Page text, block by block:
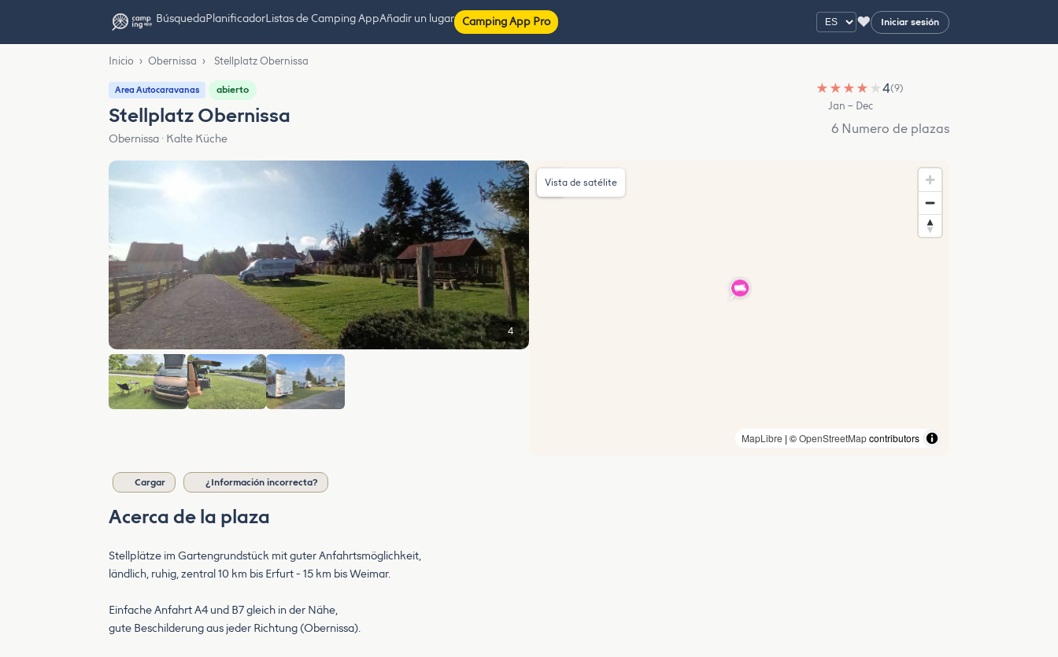
BúsquedaPlanificadorListas de Camping AppAñadir un lugar Camping App Pro ♥ Iniciar sesión
Inicio › Obernissa › Stellplatz Obernissa
Area Autocaravanas abierto
Stellplatz Obernissa
Obernissa · Kalte Küche
★ ★ ★ ★ ★4(9)
Jan – Dec
6 Numero de plazas
4
MapLibre | ©OpenStreetMapcontributors
Vista de satélite
Cargar ¿Información incorrecta?
Acerca de la plaza
Stellplätze im Gartengrundstück mit guter Anfahrtsmöglichkeit,
ländlich, ruhig, zentral 10 km bis Erfurt - 15 km bis Weimar.
Einfache Anfahrt A4 und B7 gleich in der Nähe,
gute Beschilderung aus jeder Richtung (Obernissa).